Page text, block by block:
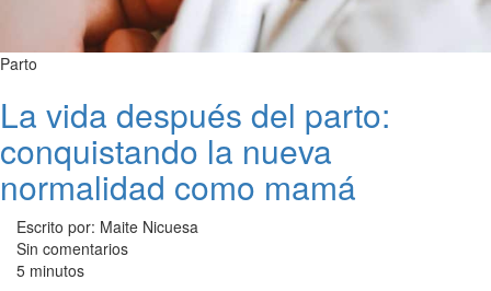
Parto
La vida después del parto:
conquistando la nueva
normalidad como mamá
Escrito por: Maite Nicuesa
Sin comentarios
5 minutos